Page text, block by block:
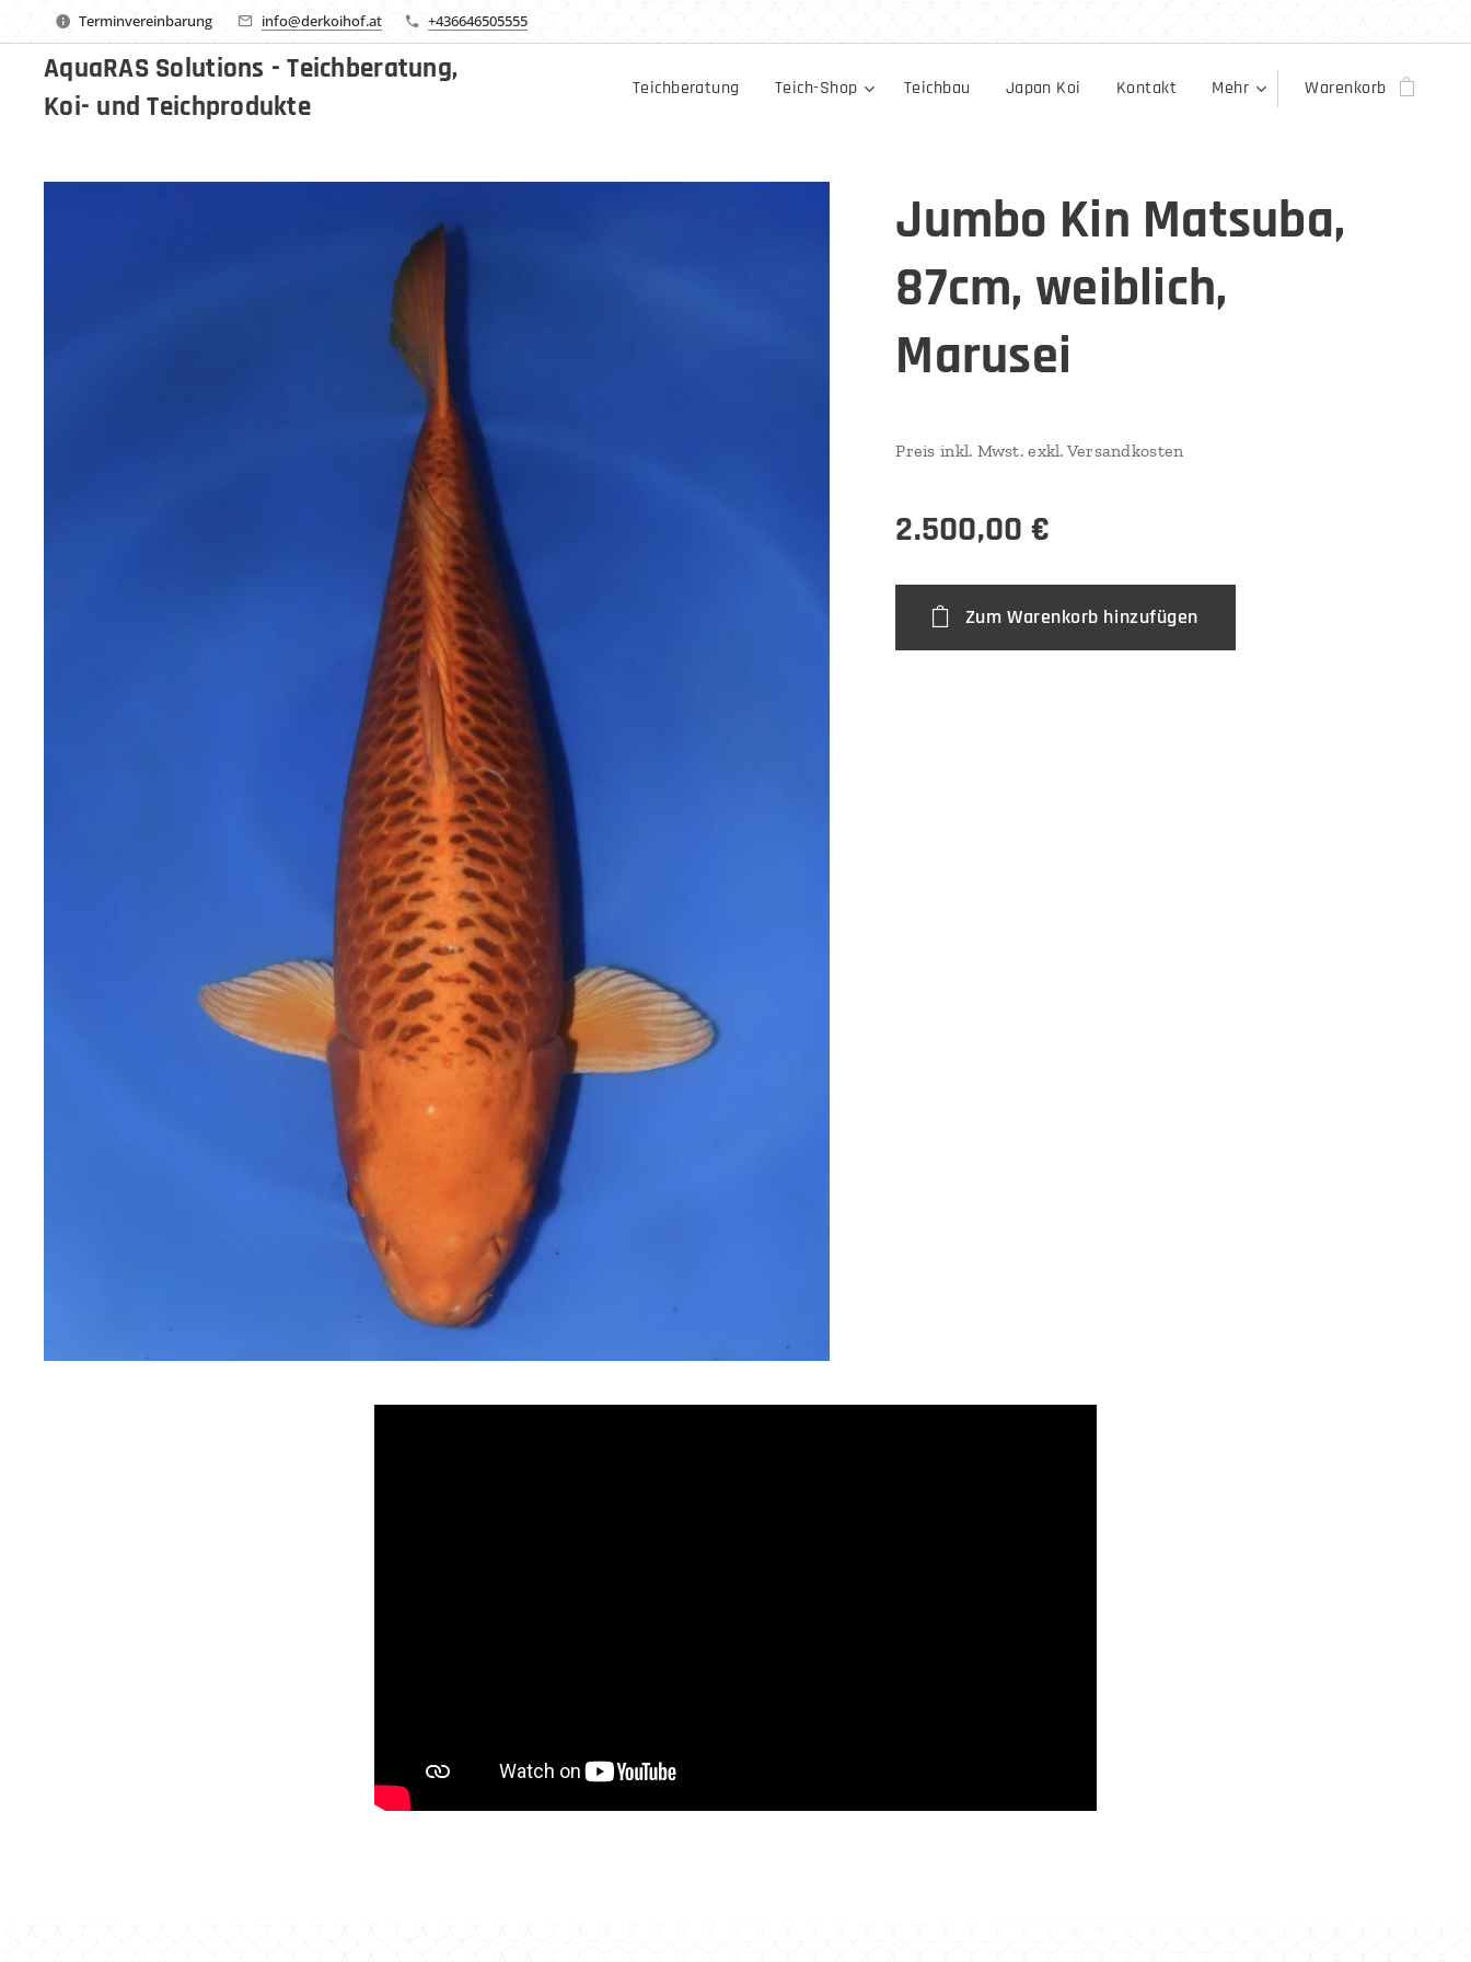
Terminvereinbarung info@derkoihof.at +436646505555
AquaRAS Solutions - Teichberatung,
Koi- und Teichprodukte
Teichberatung Teich-Shop Teichbau Japan Koi Kontakt Mehr Warenkorb
Jumbo Kin Matsuba,
87cm, weiblich,
Marusei
Preis inkl. Mwst. exkl. Versandkosten
2.500,00 €
Zum Warenkorb hinzufügen